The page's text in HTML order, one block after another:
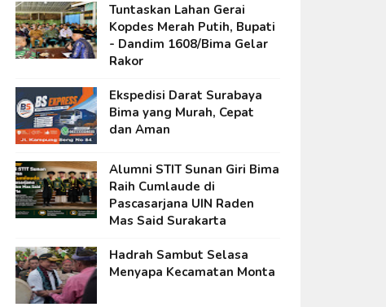
Tuntaskan Lahan Gerai
Kopdes Merah Putih, Bupati
- Dandim 1608/Bima Gelar
Rakor
Ekspedisi Darat Surabaya
Bima yang Murah, Cepat
dan Aman
Alumni STIT Sunan Giri Bima
Raih Cumlaude di
Pascasarjana UIN Raden
Mas Said Surakarta
Hadrah Sambut Selasa
Menyapa Kecamatan Monta